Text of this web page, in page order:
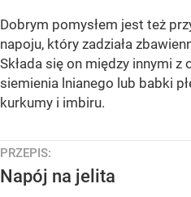
Dobrym pomysłem jest też
napoju, który zadziała
Składa się on między innymi z
siemienia lnianego lub babki
kurkumy i imbiru.
PRZEPIS:
Napój na jelita